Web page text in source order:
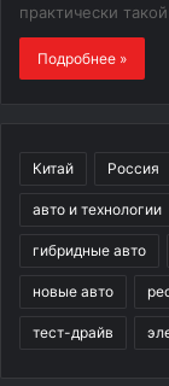
практически
Подробнее »
Китай Россия
авто и технологии
гибридные авто
новые авто
тест-драйв